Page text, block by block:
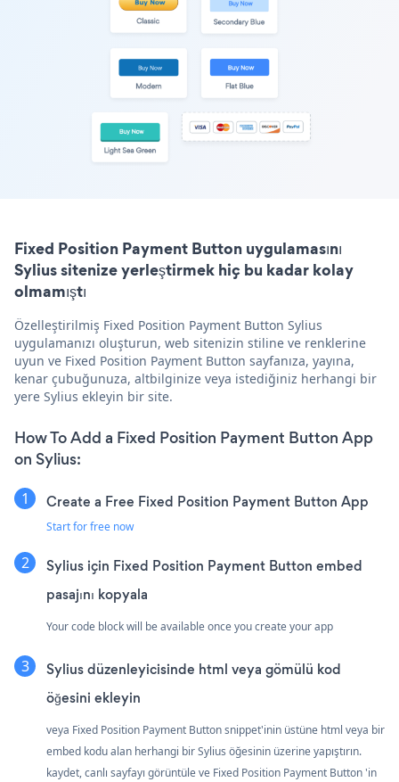
Fixed Position Payment Button uygulamasını
Sylius sitenize yerleştirmek hiç bu kadar kolay
olmamıştı
Özelleştirilmiş Fixed Position Payment Button Sylius
uygulamanızı oluşturun, web sitenizin stiline ve renklerine
uyun ve Fixed Position Payment Button sayfanıza, yayına,
kenar çubuğunuza, altbilginize veya istediğiniz herhangi bir
yere Sylius ekleyin bir site.
How To Add a Fixed Position Payment Button App
on Sylius:
Create a Free Fixed Position Payment Button App
Start for free now
Sylius için Fixed Position Payment Button embed
pasajını kopyala
Your code block will be available once you create your app
Sylius düzenleyicisinde html veya gömülü kod
öğesini ekleyin
veya Fixed Position Payment Button snippet'inin üstüne html veya bir
embed kodu alan herhangi bir Sylius öğesinin üzerine yapıştırın.
kaydet, canlı sayfayı görüntüle ve Fixed Position Payment Button 'in